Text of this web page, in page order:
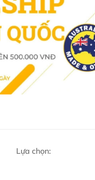
Mega B
cơ thể đang được ưa
đầy đủ các loại
Lựa chọn: